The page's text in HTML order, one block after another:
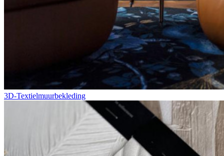
3D-Textielmuurbekleding